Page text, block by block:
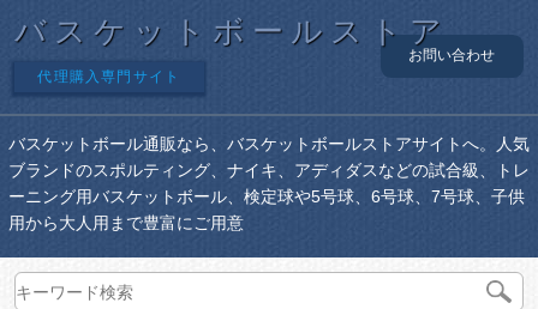
バスケットボールストア
代理購入専門サイト
お問い合わせ
バスケットボール通販なら、バスケットボールストアサイトへ。人気
ブランドのスポルティング、ナイキ、アディダスなどの試合級、トレ
ーニング用バスケットボール、検定球や5号球、6号球、7号球、子供
用から大人用まで豊富にご用意